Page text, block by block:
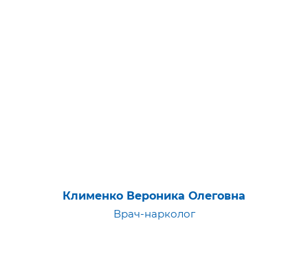
Клименко Вероника Олеговна
Врач-нарколог